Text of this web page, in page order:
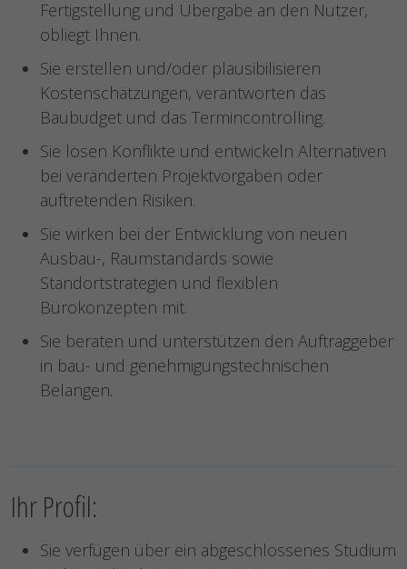
Fertigstellung und Übergabe an den Nutzer,
obliegt Ihnen.
Sie erstellen und/oder plausibilisieren
Kostenschätzungen, verantworten das
Baubudget und das Termincontrolling.
Sie lösen Konflikte und entwickeln Alternativen
bei veränderten Projektvorgaben oder
auftretenden Risiken.
Sie wirken bei der Entwicklung von neuen
Ausbau-, Raumstandards sowie
Standortstrategien und flexiblen
Bürokonzepten mit.
Sie beraten und unterstützen den Auftraggeber
in bau- und genehmigungstechnischen
Belangen.
Ihr Profil:
Sie verfügen über ein abgeschlossenes Studium